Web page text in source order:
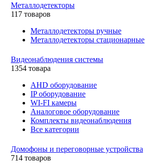
Металлодетекторы
117 товаров
Металлодетекторы ручные
Металлодетекторы стационарные
Видеонаблюдения cистемы
1354 товара
AHD оборудование
IP оборудование
WI-FI камеры
Аналоговое оборудование
Комплекты видеонаблюдения
Все категории
Домофоны и переговорные устройства
714 товаров